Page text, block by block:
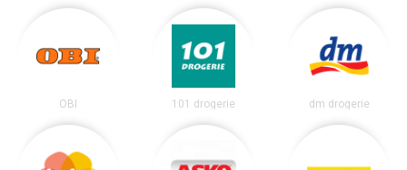
OBI 101 drogerie dm drogerie